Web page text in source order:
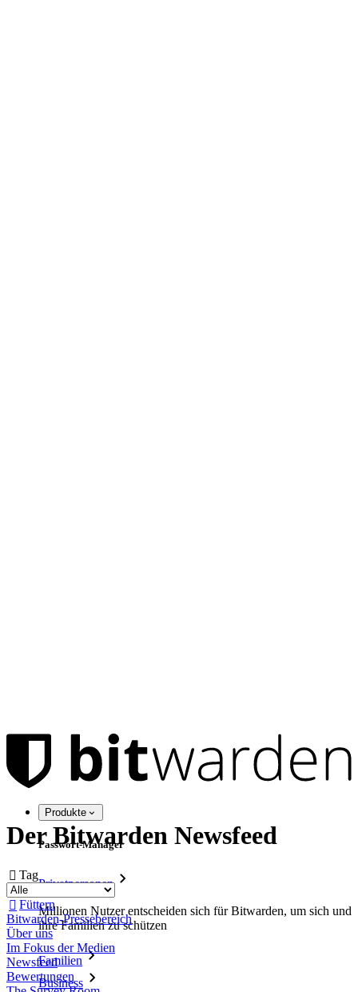
Produkte
Passwort-Manager
Privatpersonen
Millionen Nutzer entscheiden sich für Bitwarden, um sich und
ihre Familien zu schützen
Familien
Business
Der Bitwarden Newsfeed
 Tag
 Füttern
Bitwarden-Pressebereich
Über uns
Im Fokus der Medien
Newsfeed
Bewertungen